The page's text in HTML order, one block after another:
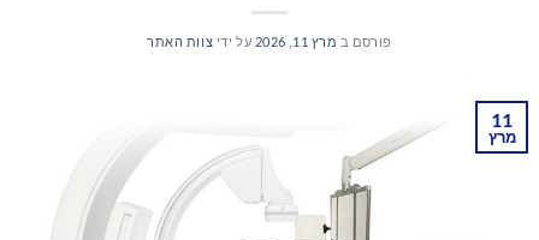
פורסם ב מרץ 11, 2026 על ידי צוות האתר
11
מרץ